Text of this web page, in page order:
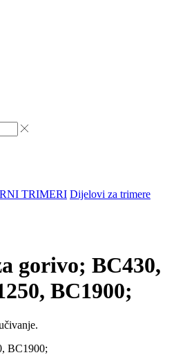
TRIMERI Dijelovi za trimere
gorivo; BC430,
BC1900;
BC1900;